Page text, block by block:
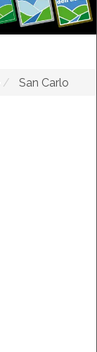
San Carlo